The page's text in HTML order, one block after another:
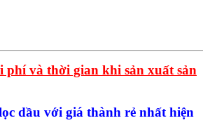
phí và thời gian khi sản xuất sản
dầu với giá thành rẻ nhất hiện